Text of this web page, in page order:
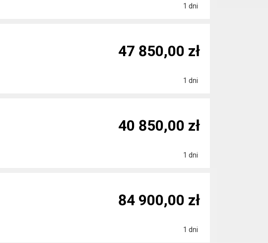
1 dni
1 dni
47 850,00 zł
1 dni
40 850,00 zł
1 dni
84 900,00 zł